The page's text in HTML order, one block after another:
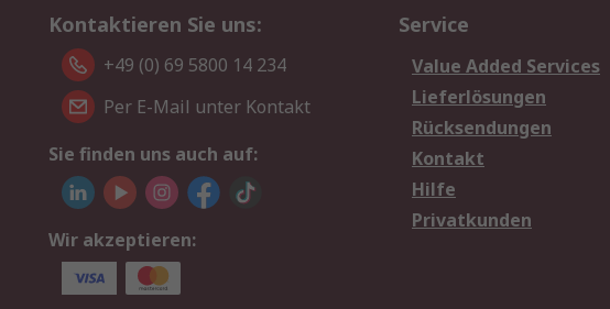
Kontaktieren Sie uns:
+49 (0) 69 5800 14 234
Per E-Mail unter Kontakt
Sie finden uns auch auf:
Wir akzeptieren:
Service
Value Added Services
Lieferlösungen
Rücksendungen
Kontakt
Hilfe
Privatkunden